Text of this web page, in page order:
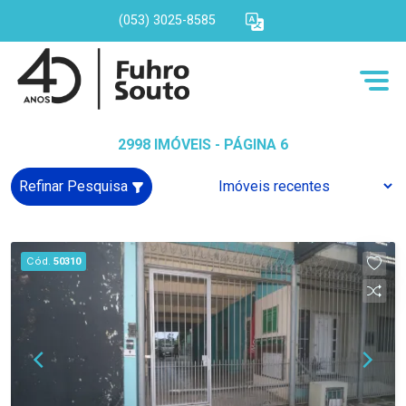
(053) 3025-8585
2998 IMÓVEIS - PÁGINA 6
Refinar Pesquisa
Cód. 50310